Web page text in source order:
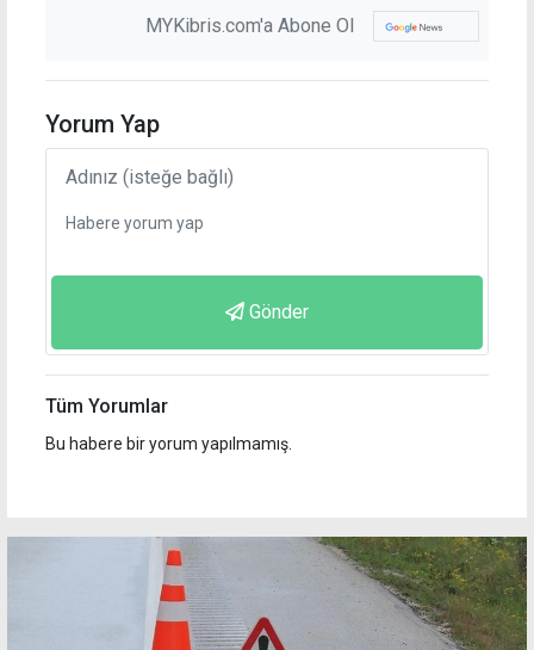
MYKibris.com'a Abone Ol
Yorum Yap
Gönder
Tüm Yorumlar
Bu habere bir yorum yapılmamış.